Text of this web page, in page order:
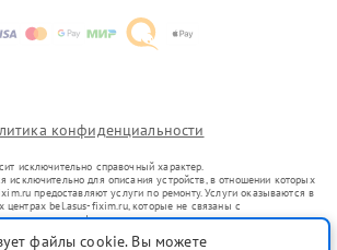
конфиденциальности
исключительно справочный характер.
исключительно для описания устройств, в отношении которых
предоставляют услуги по ремонту. Услуги оказываются в
центрах bel.asus-fixim.ru, которые не связаны с
знаков или их официальными представителями.
уже введенных в гражданский оборот в соответствии
файлы cookie. Вы можете